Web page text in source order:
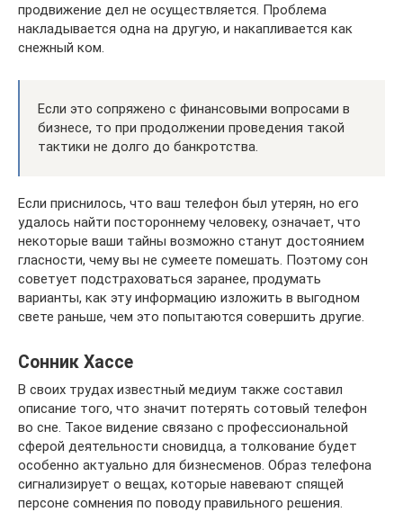
продвижение дел не осуществляется. Проблема
накладывается одна на другую, и накапливается как
снежный ком.
Если это сопряжено с финансовыми вопросами в
бизнесе, то при продолжении проведения такой
тактики не долго до банкротства.
Если приснилось, что ваш телефон был утерян, но его
удалось найти постороннему человеку, означает, что
некоторые ваши тайны возможно станут достоянием
гласности, чему вы не сумеете помешать. Поэтому сон
советует подстраховаться заранее, продумать
варианты, как эту информацию изложить в выгодном
свете раньше, чем это попытаются совершить другие.
Сонник Хассе
В своих трудах известный медиум также составил
описание того, что значит потерять сотовый телефон
во сне. Такое видение связано с профессиональной
сферой деятельности сновидца, а толкование будет
особенно актуально для бизнесменов. Образ телефона
сигнализирует о вещах, которые навевают спящей
персоне сомнения по поводу правильного решения.